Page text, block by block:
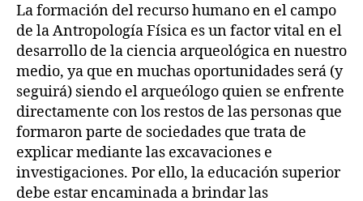
La formación del recurso humano en el campo
de la Antropología Física es un factor vital en el
desarrollo de la ciencia arqueológica en nuestro
medio, ya que en muchas oportunidades será (y
seguirá) siendo el arqueólogo quien se enfrente
directamente con los restos de las personas que
formaron parte de sociedades que trata de
explicar mediante las excavaciones e
investigaciones. Por ello, la educación superior
debe estar encaminada a brindar las